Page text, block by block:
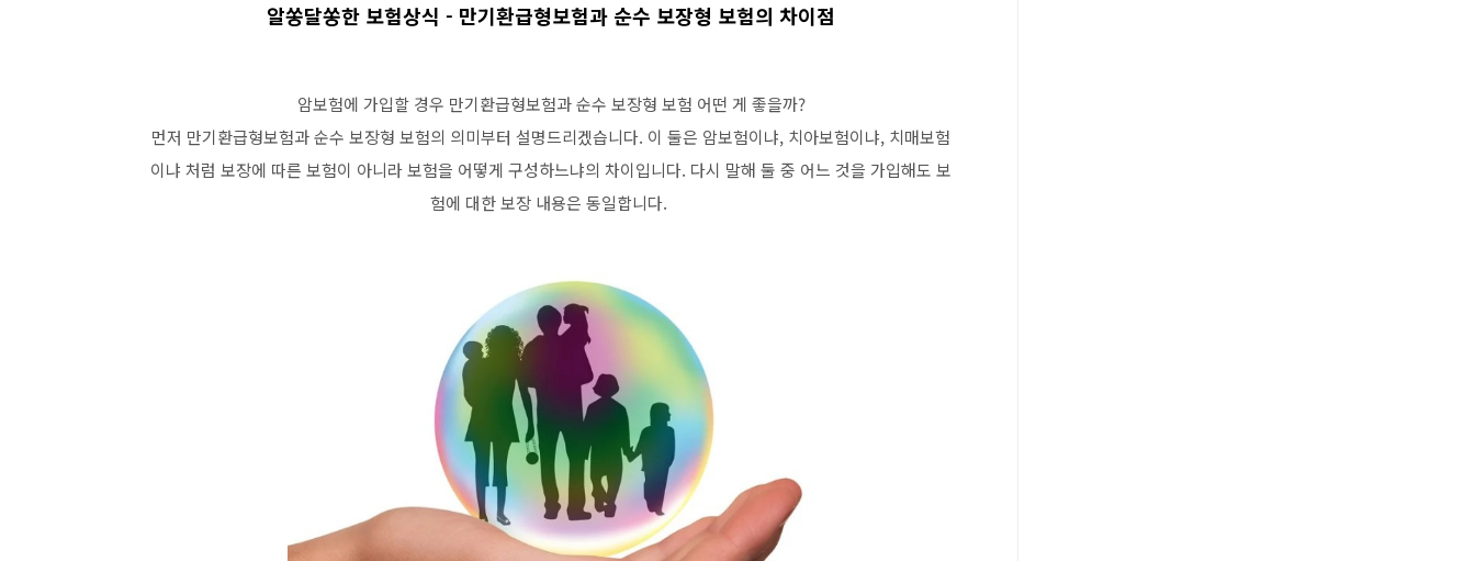
알쏭달쏭한 보험상식 - 만기환급형보험과 순수 보장형 보험의 차이점
암보험에 가입할 경우 만기환급형보험과 순수 보장형 보험 어떤 게 좋을까?
먼저 만기환급형보험과 순수 보장형 보험의 의미부터 설명드리겠습니다. 이 둘은 암보험이냐, 치아보험이냐, 치매보험
이냐 처럼 보장에 따른 보험이 아니라 보험을 어떻게 구성하느냐의 차이입니다. 다시 말해 둘 중 어느 것을 가입해도 보
험에 대한 보장 내용은 동일합니다.